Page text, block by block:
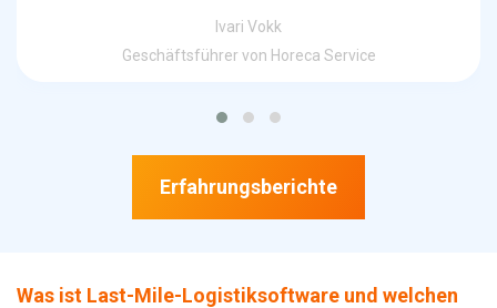
Ivari Vokk
Geschäftsführer von Horeca Service
Erfahrungsberichte
Was ist Last-Mile-Logistiksoftware und welchen